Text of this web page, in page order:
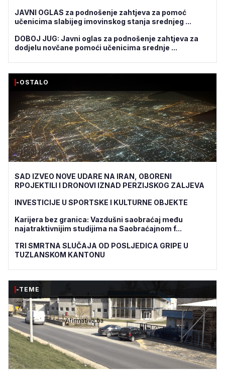
JAVNI OGLAS za podnošenje zahtjeva za pomoć
učenicima slabijeg imovinskog stanja srednjeg ...
DOBOJ JUG: Javni oglas za podnošenje zahtjeva za
dodjelu novčane pomoći učenicima srednje ...
-OSTALO
SAD IZVEO NOVE UDARE NA IRAN, OBORENI
RPOJEKTILI I DRONOVI IZNAD PERZIJSKOG ZALJEVA
INVESTICIJE U SPORTSKE I KULTURNE OBJEKTE
Karijera bez granica: Vazdušni saobraćaj među
najatraktivnijim studijima na Saobraćajnom f...
TRI SMRTNA SLUČAJA OD POSLJEDICA GRIPE U
TUZLANSKOM KANTONU
-TEME